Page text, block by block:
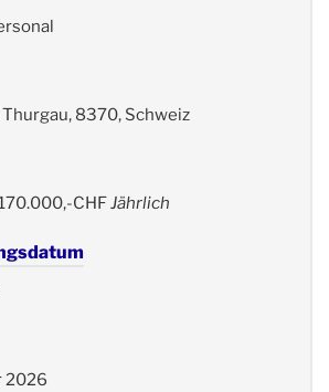
Thurgau, 8370, Schweiz
CHFJährlich
2026